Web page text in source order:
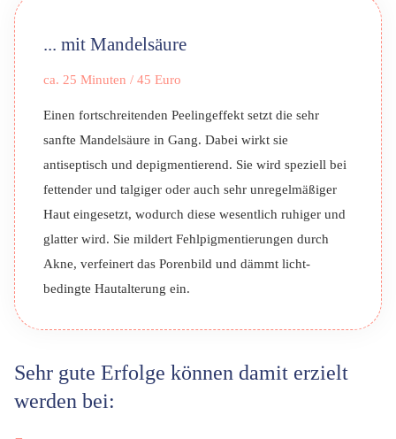
... mit Mandelsäure
ca. 25 Minuten / 45 Euro
Einen fortschreitenden Peelingeffekt setzt die sehr
sanfte Mandelsäure in Gang. Dabei wirkt sie
antiseptisch und depigmentierend. Sie wird speziell bei
fettender und talgiger oder auch sehr unregelmäßiger
Haut eingesetzt, wodurch diese wesentlich ruhiger und
glatter wird. Sie mildert Fehl­pigmen­tierungen durch
Akne, verfeinert das Porenbild und dämmt licht­
bedingte Hautalterung ein.
Sehr gute Erfolge können damit erzielt
werden bei: